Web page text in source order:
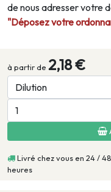
de nous adresser votre
"Déposez votre
à partir de 2,18 €
Livré chez vous en 24 / 48
heures